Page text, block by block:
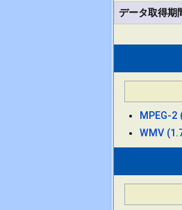
データ取得期
MPEG-2
WMV